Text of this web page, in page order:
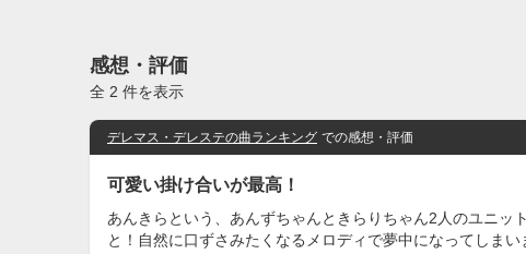
感想・評価
全 2 件を表示
デレマス・デレステの曲ランキング での感想・評価
可愛い掛け合いが最高！
あんきらという、あんずちゃんときらりちゃん2人のユニ
と！自然に口ずさみたくなるメロディで夢中になってしまい